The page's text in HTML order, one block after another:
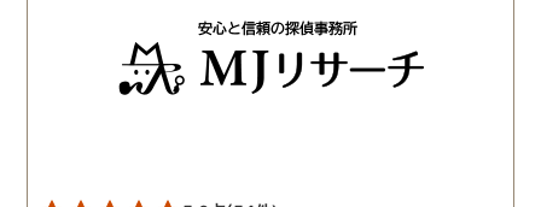
となっており、今後の裁
にも役立つはずです。調
後も弁護士さんの紹介な